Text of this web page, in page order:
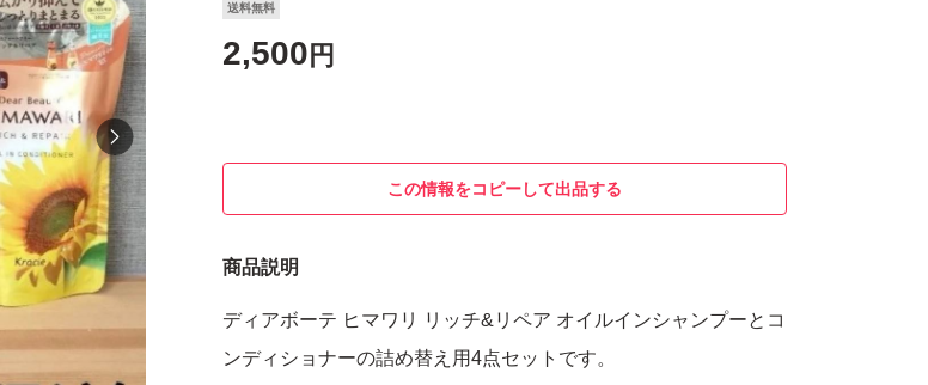
送料無料
2,500 円
この情報をコピーして出品する
商品説明
ディアボーテ ヒマワリ リッチ&リペア オイルインシャンプーとコ
ンディショナーの詰め替え用4点セットです。